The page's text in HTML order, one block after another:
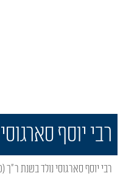
רבי יוסף סארגוסי
רבי יוסף סארגוסי נולד בשנת ר"ך (1460) לערך, בעיר סארגוסה שבספרד, ועל